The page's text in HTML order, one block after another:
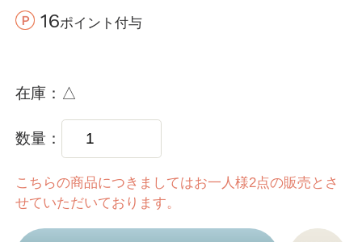
16ポイント付与
在庫 △
数量
こちらの商品につきましてはお一人様2点の販売とさ
せていただいております。